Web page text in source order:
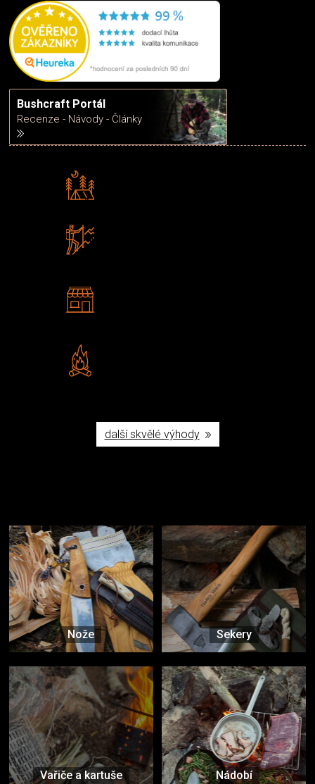
Bushcraft Portál
Recenze - Návody - Články
další skvělé výhody
Nože Sekery
Vařiče a kartuše Nádobí